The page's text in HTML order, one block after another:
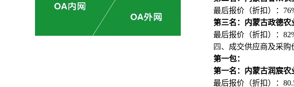
最后报价（折扣）：
第三名：内蒙古政德农
最后报价（折扣）：
四、 成交供应商及采购
第一包：
第一名：内蒙古润宸农
最后报价（折扣）：